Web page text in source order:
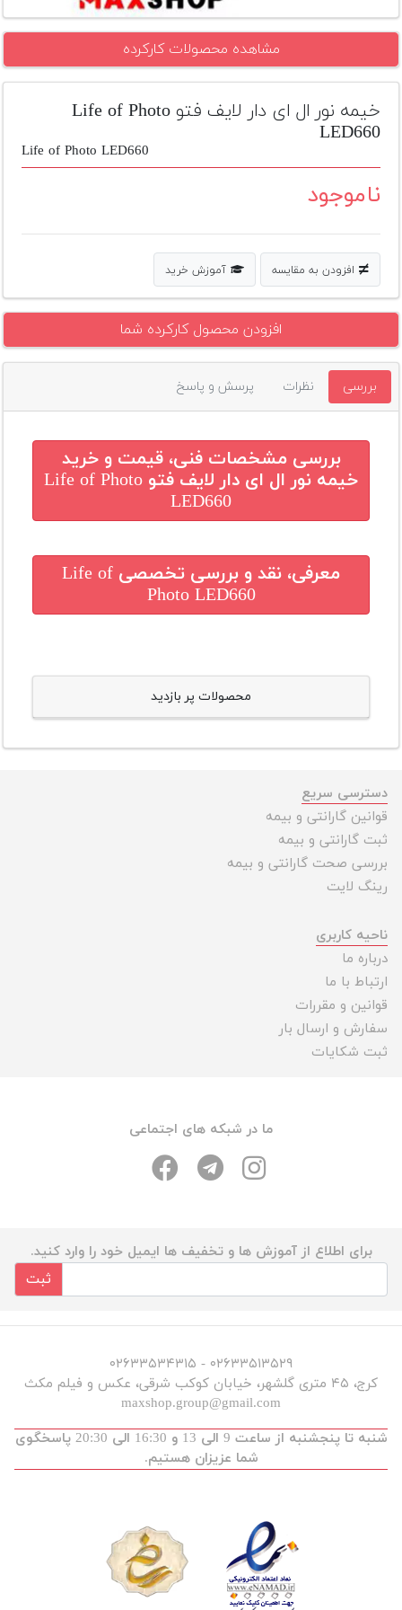
پلاس
افزودن
محصول
دوم
لیست
بله
مشاهده محصولات کارکرده
خیمه نور ال ای دار لایف فتو Life of Photo
LED660
Life of Photo LED660
ناموجود
افزودن به مقایسه آموزش خرید
افزودن محصول کارکرده شما
بررسی نظرات پرسش و پاسخ
بررسی مشخصات فنی، قیمت و خرید
خیمه نور ال ای دار لایف فتو Life of Photo
LED660
معرفی، نقد و بررسی تخصصی Life of
Photo LED660
محصولات پر بازدید
دسترسی سریع
قوانین گارانتی و بیمه
ثبت گارانتی و بیمه
بررسی صحت گارانتی و بیمه
رینگ لایت
ناحیه کاربری
درباره ما
ارتباط با ما
قوانین و مقررات
سفارش و ارسال بار
ثبت شکایات
ما در شبکه های اجتماعی
برای اطلاع از آموزش ها و تخفیف ها ایمیل خود را وارد کنید.
ثبت
۰۲۶۳۳۵۱۳۵۲۹ - ۰۲۶۳۳۵۳۴۳۱۵
کرج، ۴۵ متری گلشهر، خیابان کوکب شرقی، عکس و فیلم مکث
maxshop.group@gmail.com
شنبه تا پنجشنبه از ساعت 9 الی 13 و 16:30 الی 20:30 پاسخگوی
شما عزیزان هستیم.